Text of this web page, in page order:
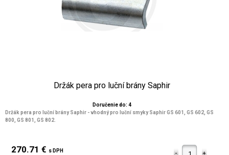
Držák pera pro luční brány Saphir
Doručenie do: 4
Držák pera pro luční brány Saphir - vhodný pro luční smyky Saphir GS 601, GS 602, GS
800, GS 801, GS 802.
270.71 € s DPH